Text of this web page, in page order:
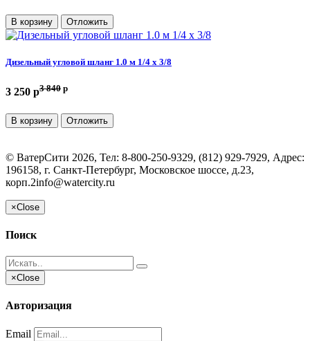
В корзину Отложить
Дизельный угловой шланг 1.0 м 1/4 х 3/8
3 250 p3 840 p
В корзину Отложить
© ВатерСити 2026, Тел: 8-800-250-9329, (812) 929-7929, Адрес:
196158, г. Санкт-Петербург, Московское шоссе, д.23,
корп.2info@watercity.ru
×Close
Поиск
×Close
Авторизация
Email